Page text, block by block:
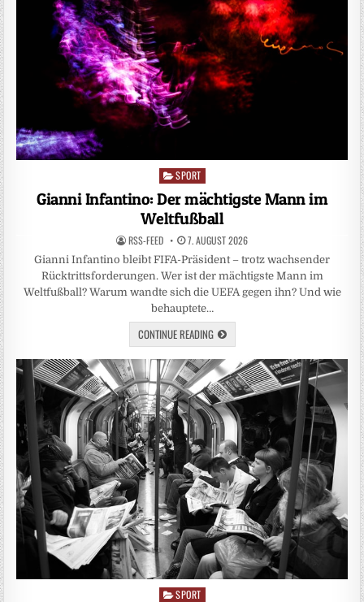
Posted
in
SPORT
Gianni Infantino: Der mächtigste Mann im
Weltfußball
RSS-FEED 7. AUGUST 2026
Gianni Infantino bleibt FIFA-Präsident – trotz wachsender
Rücktrittsforderungen. Wer ist der mächtigste Mann im
Weltfußball? Warum wandte sich die UEFA gegen ihn? Und wie
behauptete…
CONTINUE READING
Posted
SPORT